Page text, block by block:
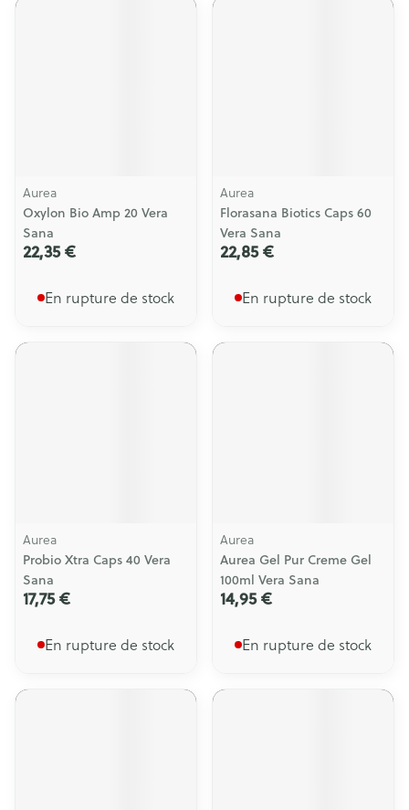
Aurea
Oxylon Bio Amp 20 Vera
Sana
22,35 €
En rupture de stock
Aurea
Florasana Biotics Caps 60
Vera Sana
22,85 €
En rupture de stock
Aurea
Probio Xtra Caps 40 Vera
Sana
17,75 €
En rupture de stock
Aurea
Aurea Gel Pur Creme Gel
100ml Vera Sana
14,95 €
En rupture de stock